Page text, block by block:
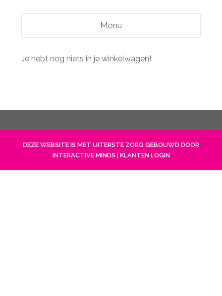
Menu
Je hebt nog niets in je winkelwagen!
DEZE WEBSITE IS MET UITERSTE ZORG GEBOUWD DOOR
INTERACTIVE MINDS| KLANTEN LOGIN